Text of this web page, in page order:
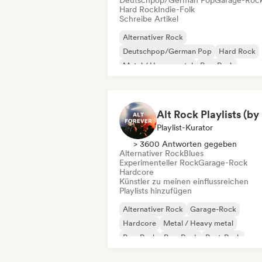
Hard RockIndie-Folk
Schreibe Artikel
Alternativer Rock
Deutschpop/German Pop
Hard Rock
Metal / Heavy metal
Pop-Punk
Playlist-Kurator
> 3600 Antworten gegeben
Alternativer RockBlues
Experimenteller RockGarage-Rock
Hardcore
Künstler zu meinen einflussreichen
Playlists hinzufügen
Alternativer Rock
Garage-Rock
Hardcore
Metal / Heavy metal
Pop-Punk
Pop-Rock
Post-Punk